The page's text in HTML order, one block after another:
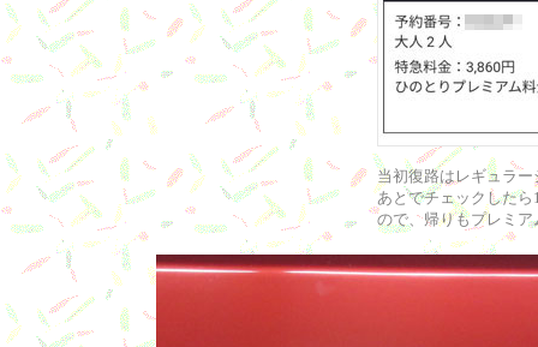
当初復路はレギュラ
あとでチェックした
ので、帰りもプレミ